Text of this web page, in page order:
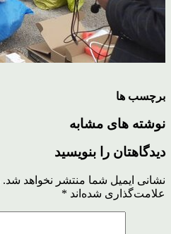
برچسب ها
نوشته های مشابه
دیدگاهتان را بنویسید
نشانی ایمیل شما منتشر نخواهد شد.
علامت‌گذاری شده‌اند *